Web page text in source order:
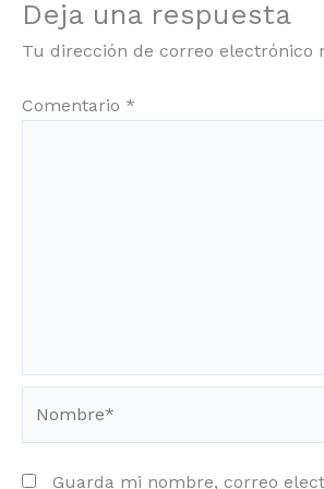
Deja una respuesta
Tu dirección de correo electrónico
Comentario *
Guarda mi nombre, correo